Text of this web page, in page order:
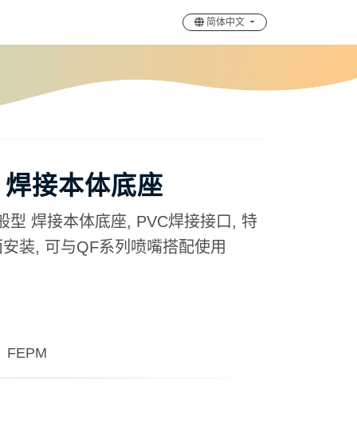
简体中文
接本体底座
型 焊接本体底座, PVC焊接接口, 特
装, 可与QF系列喷嘴搭配使用
FEPM